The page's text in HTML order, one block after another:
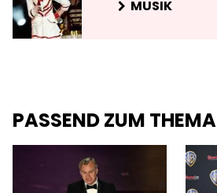
MUSIK
PASSEND ZUM THEMA